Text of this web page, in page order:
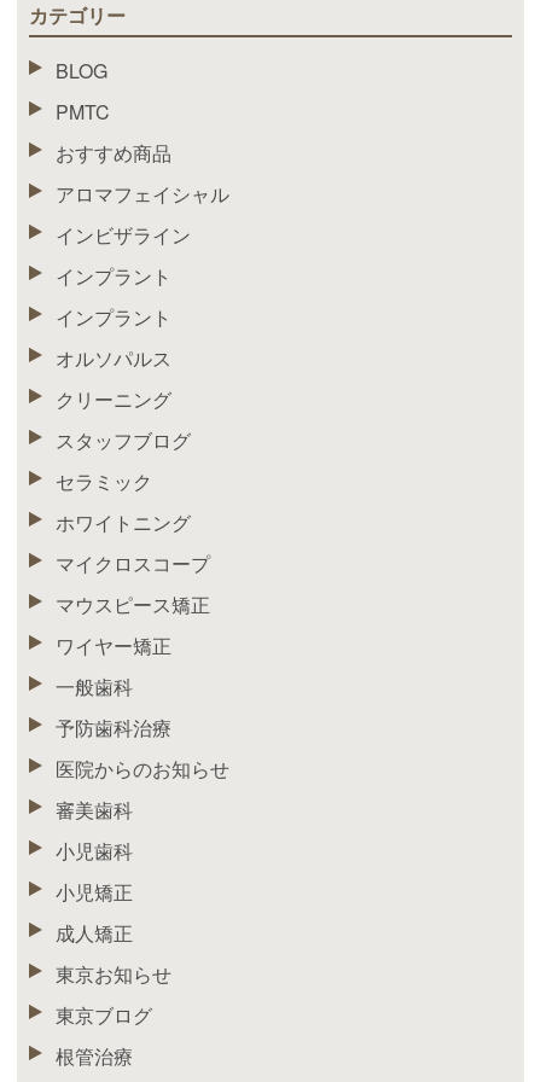
カテゴリー
BLOG
PMTC
おすすめ商品
アロマフェイシャル
インビザライン
インプラント
インプラント
オルソパルス
クリーニング
スタッフブログ
セラミック
ホワイトニング
マイクロスコープ
マウスピース矯正
ワイヤー矯正
一般歯科
予防歯科治療
医院からのお知らせ
審美歯科
小児歯科
小児矯正
成人矯正
東京お知らせ
東京ブログ
根管治療